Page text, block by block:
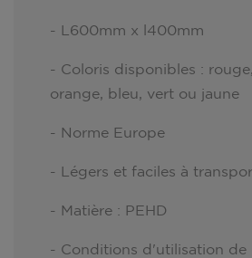
- L600mm x l400mm
- Coloris disponibles :
orange, bleu, vert ou jaune
- Norme Europe
- Légers et faciles à
- Matière : PEHD
- Conditions d'utilisation de